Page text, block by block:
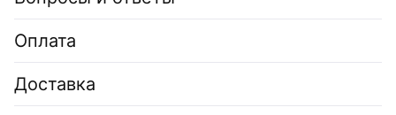
Оплата
Доставка